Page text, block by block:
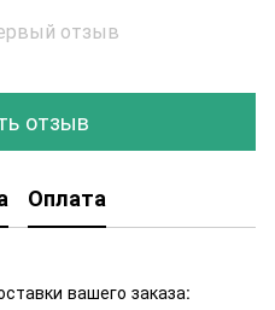
отзыв
отзыв
Оплата
вашего заказа: